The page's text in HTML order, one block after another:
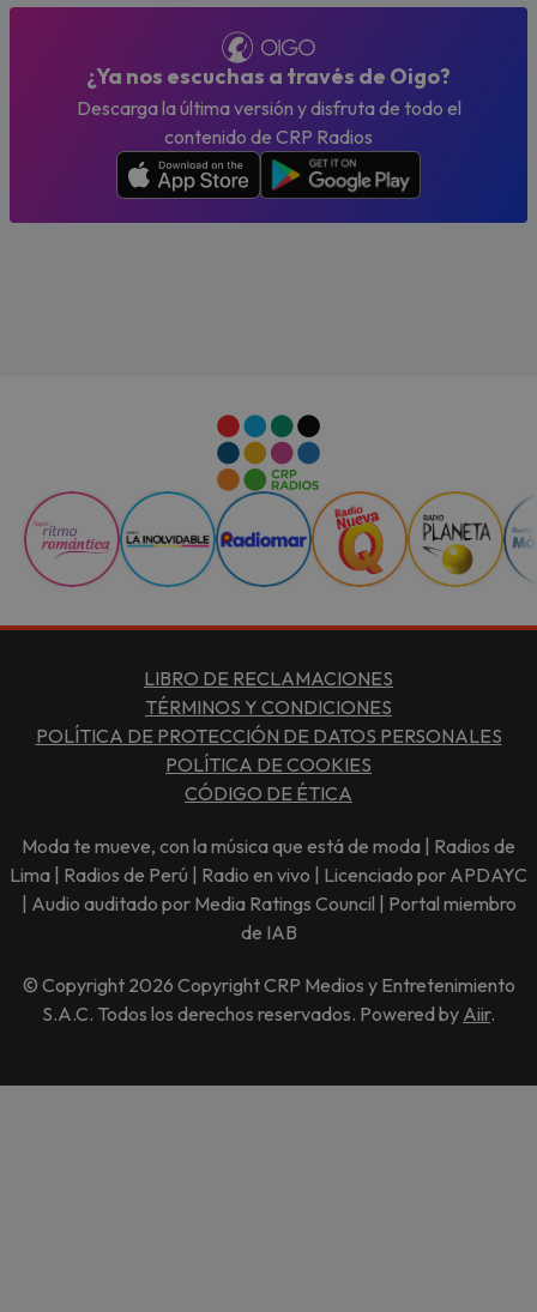
¿Ya nos escuchas a través de Oigo?
Descarga la última versión y disfruta de todo el
contenido de CRP Radios
LIBRO DE RECLAMACIONES
TÉRMINOS Y CONDICIONES
POLÍTICA DE PROTECCIÓN DE DATOS PERSONALES
POLÍTICA DE COOKIES
CÓDIGO DE ÉTICA
Moda te mueve, con la música que está de moda | Radios de
Lima | Radios de Perú | Radio en vivo | Licenciado por APDAYC
| Audio auditado por Media Ratings Council | Portal miembro
de IAB
© Copyright 2026 Copyright CRP Medios y Entretenimiento
S.A.C. Todos los derechos reservados. Powered by Aiir.